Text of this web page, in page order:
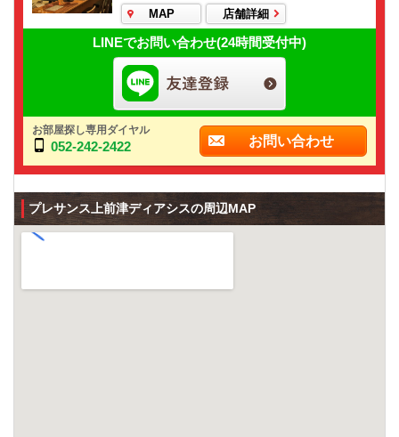
MAP 店舗詳細
LINEでお問い合わせ(24時間受付中)
お部屋探し専用ダイヤル
052-242-2422 お問い合わせ
プレサンス上前津ディアシスの周辺MAP